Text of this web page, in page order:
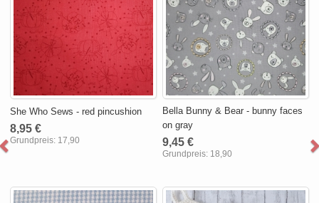
She Who Sews - red pincushion
8,95 €
Grundpreis: 17,90
Bella Bunny & Bear - bunny faces
on gray
9,45 €
Grundpreis: 18,90